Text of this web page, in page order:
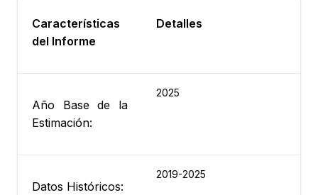
Características
del Informe
Detalles
Año Base de la
Estimación:
2025
Datos Históricos:
2019-2025